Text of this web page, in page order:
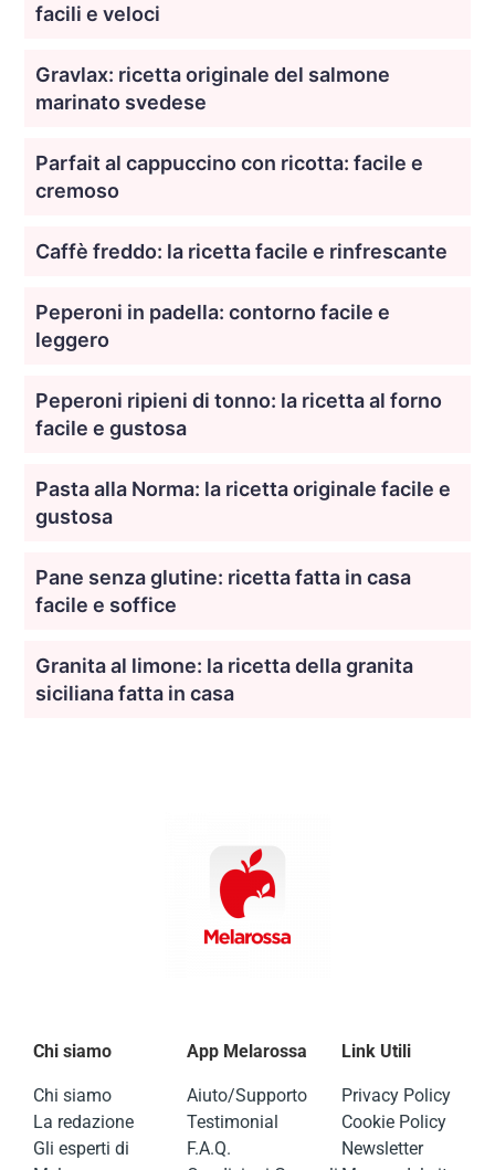
facili e veloci
Gravlax: ricetta originale del salmone
marinato svedese
Parfait al cappuccino con ricotta: facile e
cremoso
Caffè freddo: la ricetta facile e rinfrescante
Peperoni in padella: contorno facile e
leggero
Peperoni ripieni di tonno: la ricetta al forno
facile e gustosa
Pasta alla Norma: la ricetta originale facile e
gustosa
Pane senza glutine: ricetta fatta in casa
facile e soffice
Granita al limone: la ricetta della granita
siciliana fatta in casa
Chi siamo
Chi siamo
La redazione
Gli esperti di
App Melarossa
Aiuto/Supporto
Testimonial
F.A.Q.
Link Utili
Privacy Policy
Cookie Policy
Newsletter